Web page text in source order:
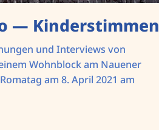
— Kinderstimmen
und Interviews von
Wohnblock am Nauener
am 8. April 2021 am